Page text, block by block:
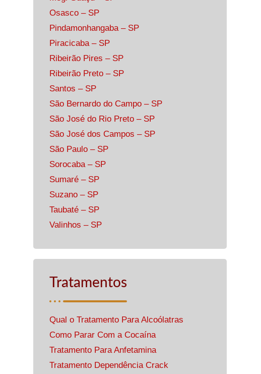
Osasco – SP
Pindamonhangaba – SP
Piracicaba – SP
Ribeirão Pires – SP
Ribeirão Preto – SP
Santos – SP
São Bernardo do Campo – SP
São José do Rio Preto – SP
São José dos Campos – SP
São Paulo – SP
Sorocaba – SP
Sumaré – SP
Suzano – SP
Taubaté – SP
Valinhos – SP
Tratamentos
Qual o Tratamento Para Alcoólatras
Como Parar Com a Cocaína
Tratamento Para Anfetamina
Tratamento Dependência Crack